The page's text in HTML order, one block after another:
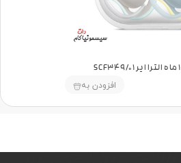
افزودن به